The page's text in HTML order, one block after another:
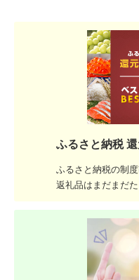
ふるさと納税
ふるさと納税の制
返礼品はまだまだ